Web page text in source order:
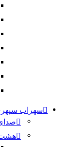
سهراب
هشت